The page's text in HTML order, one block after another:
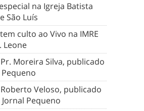
na Igreja Batista
São Luís
culto ao Vivo na IMRE
Leone
Moreira Silva, publicado
Veloso, publicado
Pequeno